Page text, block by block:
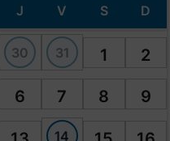
J V S D
30 31 1 2
6 7 8 9
14